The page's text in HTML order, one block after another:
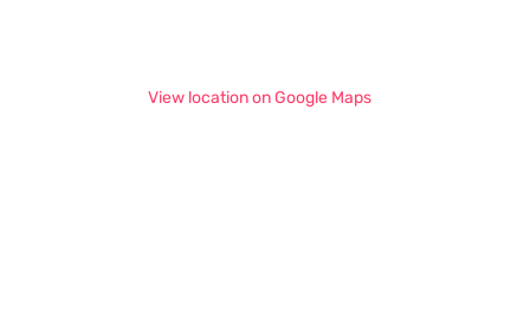
View location on Google Maps